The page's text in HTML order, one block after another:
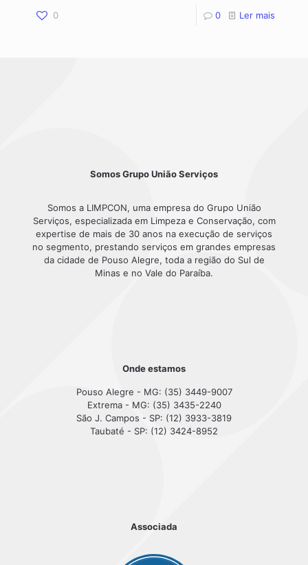
0 0 Ler mais
Somos Grupo União Serviços
Somos a LIMPCON, uma empresa do Grupo União
Serviços, especializada em Limpeza e Conservação, com
expertise de mais de 30 anos na execução de serviços
no segmento, prestando serviços em grandes empresas
da cidade de Pouso Alegre, toda a região do Sul de
Minas e no Vale do Paraíba.
Onde estamos
Pouso Alegre - MG: (35) 3449-9007
Extrema - MG: (35) 3435-2240
São J. Campos - SP: (12) 3933-3819
Taubaté - SP: (12) 3424-8952
Associada